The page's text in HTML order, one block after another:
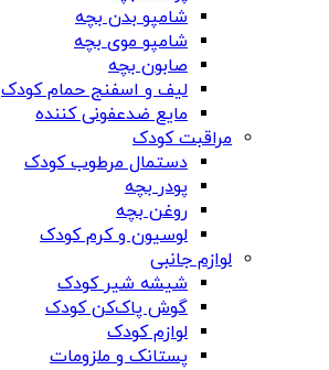
شامپو بدن بچه
شامپو موی بچه
صابون بچه
لیف و اسفنج حمام کودک
مایع ضدعفونی کننده
مراقبت کودک
دستمال مرطوب کودک
پودر بچه
روغن بچه
لوسیون و کرم کودک
لوازم جانبی
شیشه شیر کودک
گوش پاک‌کن کودک
لوازم کودک
پستانک و ملزومات